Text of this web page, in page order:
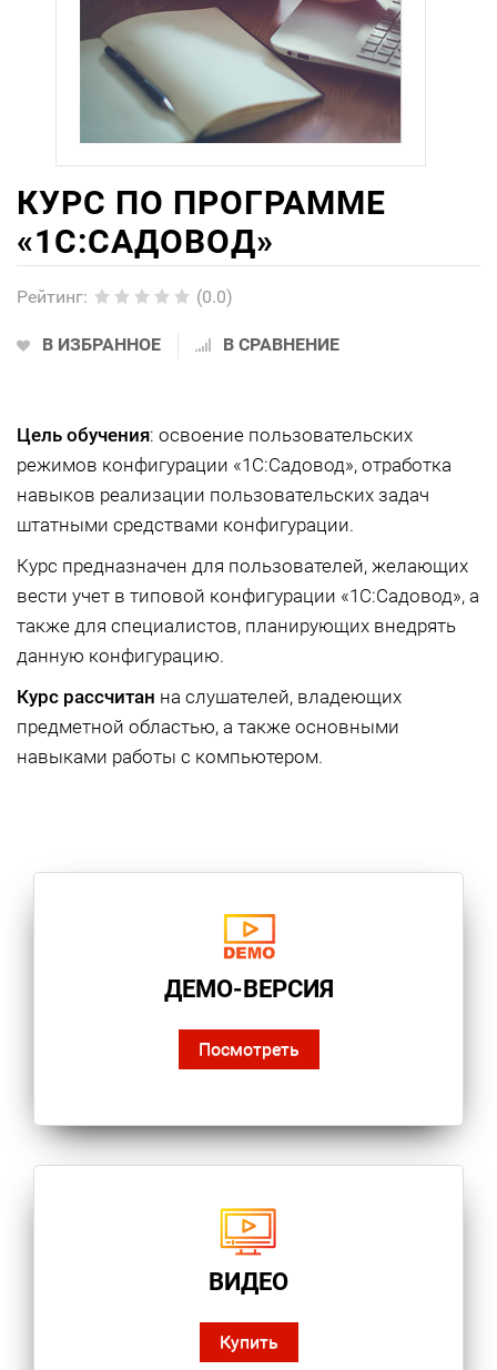
КУРС ПО ПРОГРАММЕ
«1С:САДОВОД»
Рейтинг: (0.0)
В ИЗБРАННОЕ В СРАВНЕНИЕ
Цель обучения: освоение пользовательских
режимов конфигурации «1С:Садовод», отработка
навыков реализации пользовательских задач
штатными средствами конфигурации.
Курс предназначен для пользователей, желающих
вести учет в типовой конфигурации «1С:Садовод», а
также для специалистов, планирующих внедрять
данную конфигурацию.
Курс рассчитан на слушателей, владеющих
предметной областью, а также основными
навыками работы с компьютером.
ДЕМО-ВЕРСИЯ
Посмотреть
ВИДЕО
Купить